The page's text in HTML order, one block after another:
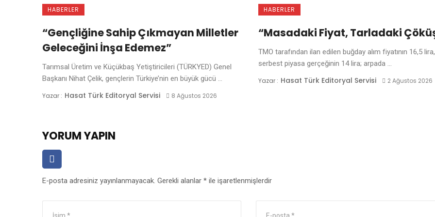
HABERLER
“Gençliğine Sahip Çıkmayan Milletler
Geleceğini İnşa Edemez”
Tarımsal Üretim ve Küçükbaş Yetiştiricileri (TÜRKYED) Genel
Başkanı Nihat Çelik, gençlerin Türkiye’nin en büyük gücü ...
Yazar : Hasat Türk Editoryal Servisi 8 Ağustos 2026
HABERLER
“Masadaki Fiyat, Tarladaki
TMO tarafından ilan edilen buğday alım fiyatının 16,5 lira,
serbest piyasa gerçeğinin 14 lira; arpada ...
Yazar : Hasat Türk Editoryal Servisi 2 Ağustos 2026
YORUM YAPIN
E-posta adresiniz yayınlanmayacak. Gerekli alanlar * ile işaretlenmişlerdir